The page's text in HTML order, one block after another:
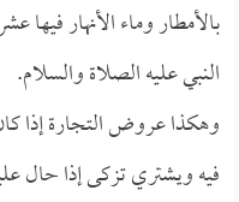
بالأمطار وماء الأنهار
النبي عليه الصلاة والسلام.
وهكذا عروض التجارة إذا
فيه ويشتري تزكى إذا حال